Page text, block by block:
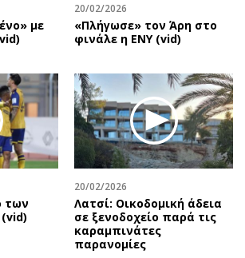
με
20/02/2026
«Πλήγωσε» τον Άρη στο
φινάλε η ΕΝΥ (vid)
των
20/02/2026
Λατσί: Οικοδομική άδεια
σε ξενοδοχείο παρά τις
καραμπινάτες
παρανομίες